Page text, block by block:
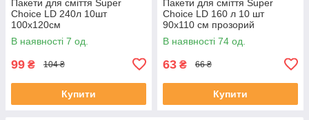
Пакети для сміття Super
Choice LD 240л 10шт
100х120см
В наявності 7 од.
99 ₴ 104 ₴
Купити
Пакети для сміття Super
Choice LD 160 л 10 шт
90х110 см прозорий
В наявності 74 од.
63 ₴ 66 ₴
Купити